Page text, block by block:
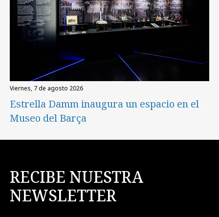
viernes, 7 de agosto 2026
Estrella Damm inaugura un espacio en el
Museo del Barça
RECIBE NUESTRA
NEWSLETTER